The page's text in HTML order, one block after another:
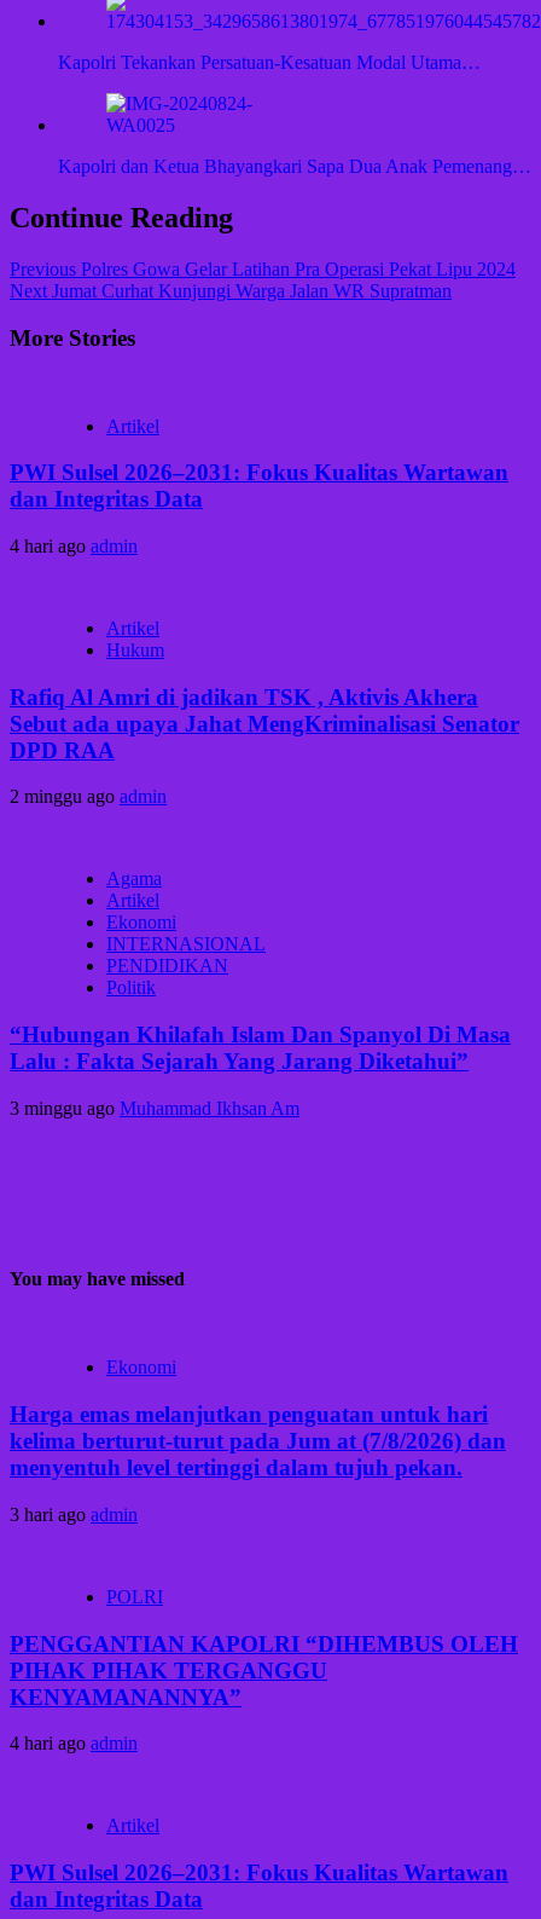
Kapolri Tekankan Persatuan-Kesatuan Modal Utama…
Kapolri dan Ketua Bhayangkari Sapa Dua Anak Pemenang…
Continue Reading
Previous Polres Gowa Gelar Latihan Pra Operasi Pekat Lipu 2024
Next Jumat Curhat Kunjungi Warga Jalan WR Supratman
More Stories
Artikel
PWI Sulsel 2026–2031: Fokus Kualitas Wartawan
dan Integritas Data
4 hari ago admin
Artikel
Hukum
Rafiq Al Amri di jadikan TSK , Aktivis Akhera
Sebut ada upaya Jahat MengKriminalisasi Senator
DPD RAA
2 minggu ago admin
Agama
Artikel
Ekonomi
INTERNASIONAL
PENDIDIKAN
Politik
“Hubungan Khilafah Islam Dan Spanyol Di Masa
Lalu : Fakta Sejarah Yang Jarang Diketahui”
3 minggu ago Muhammad Ikhsan Am
You may have missed
Ekonomi
Harga emas melanjutkan penguatan untuk hari
kelima berturut-turut pada Jum at (7/8/2026) dan
menyentuh level tertinggi dalam tujuh pekan.
3 hari ago admin
POLRI
PENGGANTIAN KAPOLRI “DIHEMBUS OLEH
PIHAK PIHAK TERGANGGU
KENYAMANANNYA”
4 hari ago admin
Artikel
PWI Sulsel 2026–2031: Fokus Kualitas Wartawan
dan Integritas Data